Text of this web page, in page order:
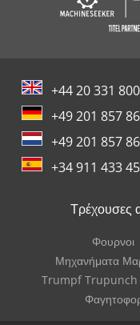
+44 20 331
+49 201 857
+49 201 857
+34 911 433
Τρέχουσες
Φουρνοι
Μηχανήματα
Trumpf Trupunch